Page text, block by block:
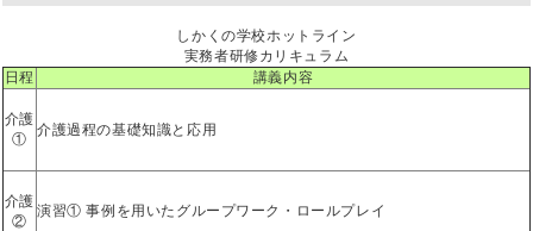
しかくの学校ホットライン
実務者研修カリキュラム
日程
講義内容
介護
①
介護過程の基礎知識と応用
介護
②
演習① 事例を用いたグループワーク・ロールプレイ